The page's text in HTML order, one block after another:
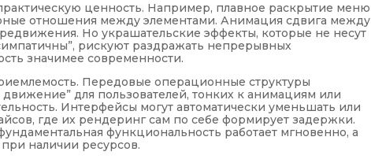
ценность. Например, плавное раскрытие меню
отношения между элементами. Анимация сдвига между
Но украшательские эффекты, которые не несут
рискуют раздражать непрерывных
значимее современности.
Передовые операционные структуры
для пользователей, тонких к анимациям или
Интерфейсы могут автоматически уменьшать или
где их рендеринг сам по себе формирует задержки.
функциональность работает мгновенно, а
наличии ресурсов.